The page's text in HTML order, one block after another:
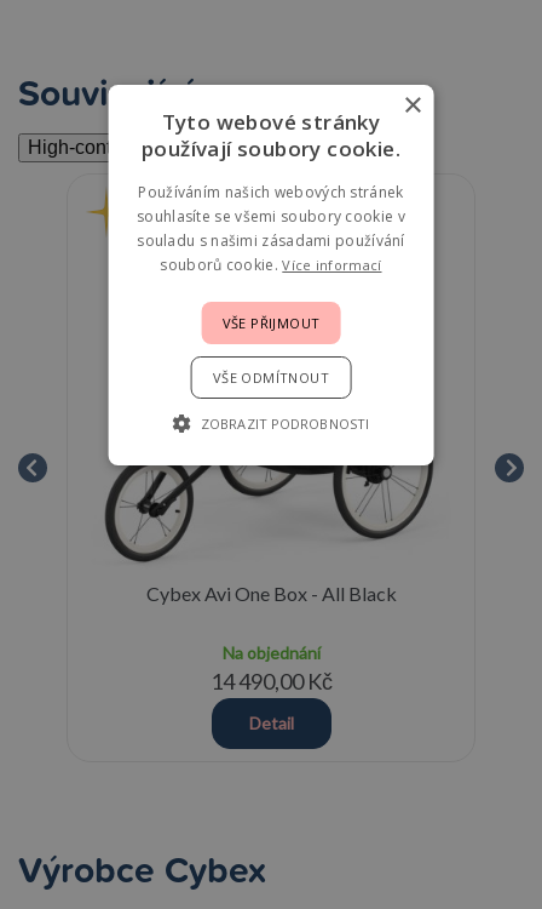
Související
High-contrast mode
Cybex Avi One Box - All Black
Na objednání
14 490,00 Kč
Detail
Výrobce Cybex
×
Tyto webové stránky
používají soubory cookie.
Používáním našich webových stránek
souhlasíte se všemi soubory cookie v
souladu s našimi zásadami používání
souborů cookie.Více informací
VŠE PŘIJMOUT
VŠE ODMÍTNOUT
ZOBRAZIT PODROBNOSTI